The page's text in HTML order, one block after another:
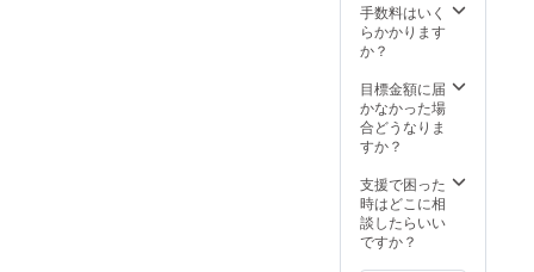
手数料はいく
らかかります
か？
目標金額に届
かなかった場
合どうなりま
すか？
支援で困った
時はどこに相
談したらいい
ですか？